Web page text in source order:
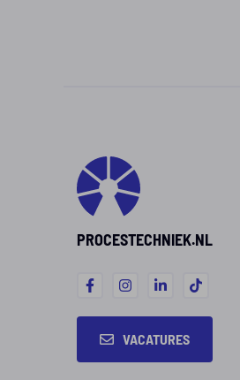
PROCESTECHNIEK.NL
VACATURES